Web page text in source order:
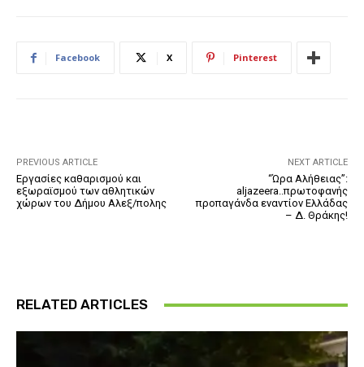
Facebook X Pinterest
PREVIOUS ARTICLE
Εργασίες καθαρισμού και
εξωραϊσμού των αθλητικών
χώρων του Δήμου Αλεξ/πολης
NEXT ARTICLE
“Ώρα Αλήθειας”:
aljazeera..πρωτοφανής
προπαγάνδα εναντίον Ελλάδας
– Δ. Θράκης!
RELATED ARTICLES